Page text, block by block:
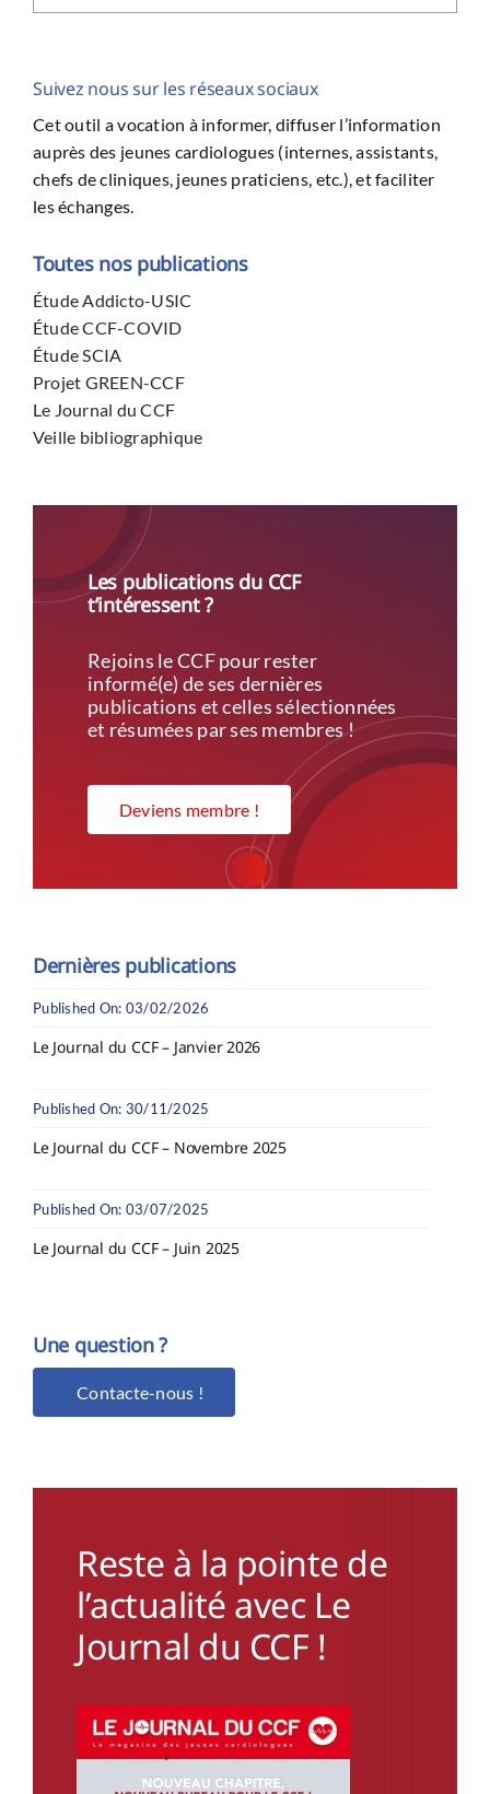
Suivez nous sur les réseaux sociaux
Cet outil a vocation à informer, diffuser l’information
auprès des jeunes cardiologues (internes, assistants,
chefs de cliniques, jeunes praticiens, etc.), et faciliter
les échanges.
Toutes nos publications
Étude Addicto-USIC
Étude CCF-COVID
Étude SCIA
Projet GREEN-CCF
Le Journal du CCF
Veille bibliographique
Les publications du CCF
t’intéressent ?
Rejoins le CCF pour rester
informé(e) de ses dernières
publications et celles sélectionnées
et résumées par ses membres !
Deviens membre !
Dernières publications
Published On: 03/02/2026
Le Journal du CCF – Janvier 2026
Published On: 30/11/2025
Le Journal du CCF – Novembre 2025
Published On: 03/07/2025
Le Journal du CCF – Juin 2025
Une question ?
Contacte-nous !
Reste à la pointe de
l’actualité avec Le
Journal du CCF !